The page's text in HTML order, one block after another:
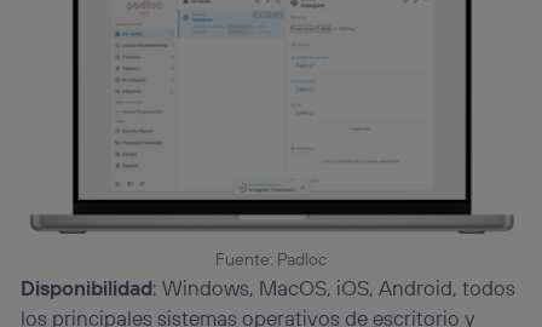
Fuente: Padloc
Disponibilidad: Windows, MacOS, iOS, Android, todos
los principales sistemas operativos de escritorio y